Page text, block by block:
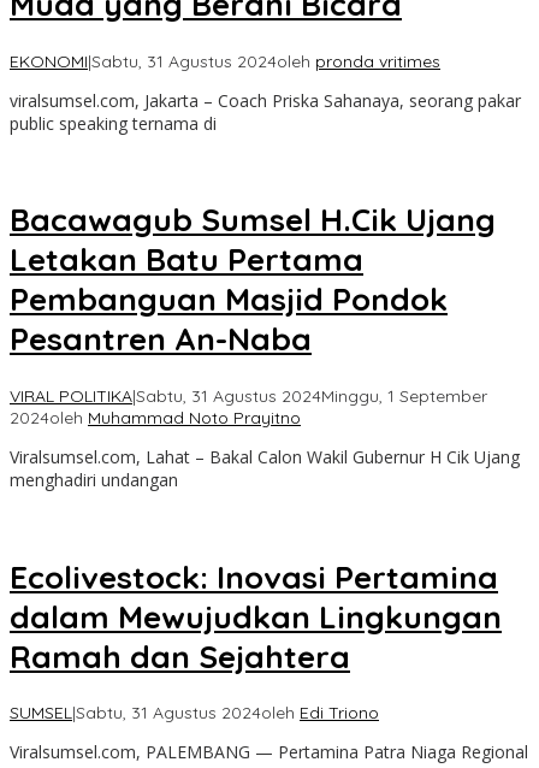
EKONOMI|Sabtu, 31 Agustus 2024oleh pronda vritimes
viralsumsel.com, Jakarta – Coach Priska Sahanaya, seorang pakar
public speaking ternama di
Bacawagub Sumsel H.Cik Ujang
Letakan Batu Pertama
Pembanguan Masjid Pondok
Pesantren An-Naba
VIRAL POLITIKA|Sabtu, 31 Agustus 2024Minggu, 1 September
2024oleh Muhammad Noto Prayitno
Viralsumsel.com, Lahat – Bakal Calon Wakil Gubernur H Cik Ujang
menghadiri undangan
Ecolivestock: Inovasi Pertamina
dalam Mewujudkan Lingkungan
Ramah dan Sejahtera
SUMSEL|Sabtu, 31 Agustus 2024oleh Edi Triono
Viralsumsel.com, PALEMBANG — Pertamina Patra Niaga Regional